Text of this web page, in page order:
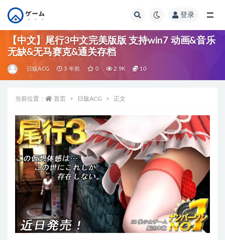
登录
【中文】尾行3中文完美版版 支持win7 动画&音乐
无缺&无马赛克&通关存档
日版ACG 3 年前 0 2.9K 10
当前位置： 首页 日版ACG 正文